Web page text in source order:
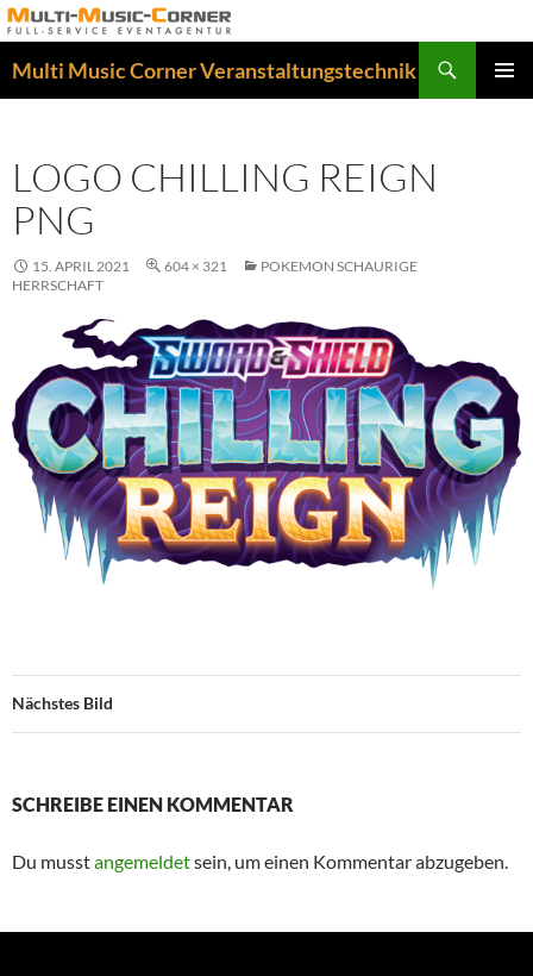
Zum
Inhalt
springen
Multi Music Corner Veranstaltungstechnik
LOGO CHILLING REIGN
PNG
15. APRIL 2021 604 × 321
POKEMON SCHAURIGE
HERRSCHAFT
Nächstes Bild
SCHREIBE EINEN KOMMENTAR
Du musstangemeldetsein, um einen Kommentar abzugeben.